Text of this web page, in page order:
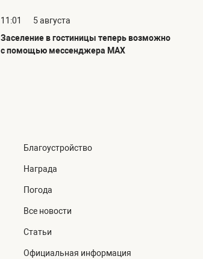
11:01
5 августа
Заселение в гостиницы теперь возможно
с помощью мессенджера MAX
Благоустройство
Награда
Погода
Все новости
Статьи
Официальная информация